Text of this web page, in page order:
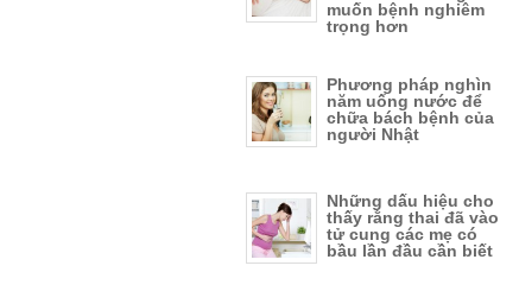
muốn bệnh nghiêm
trọng hơn
Phương pháp nghìn
năm uống nước để
chữa bách bệnh của
người Nhật
Những dấu hiệu cho
thấy rằng thai đã vào
tử cung các mẹ có
bầu lần đầu cần biết